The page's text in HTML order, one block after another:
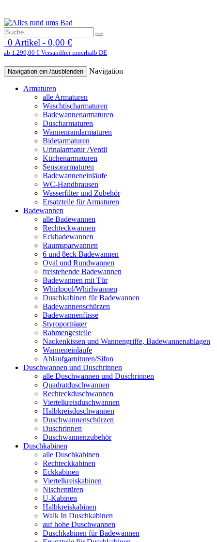
0 Artikel - 0,00 €
ab 1.299,00 € Versandfrei innerhalb DE
Navigation ein-/ausblenden Navigation
Armaturen
alle Armaturen
Waschtischarmaturen
Badewannenarmaturen
Duscharmaturen
Wannenrandarmaturen
Bidetarmaturen
Urinalarmatur /Ventil
Küchenarmaturen
Sensorarmaturen
Badewanneneinläufe
WC-Handbrausen
Wasserfilter und Zubehör
Ersatzteile für Armaturen
Badewannen
alle Badewannen
Rechteckwannen
Eckbadewannen
Raumsparwannen
6 und 8eck Badewannen
Oval und Rundwannen
freistehende Badewannen
Badewannen mit Tür
Whirlpool/Whirlwannen
Duschkabinen für Badewannen
Badewannenschürzen
Badewannenfüsse
Styroporträger
Rahmengestelle
Nackenkissen und Wannengriffe, Badewannenablagen
Wanneneinläufe
Ablaufgarnituren/Sifon
Duschwannen und Duschrinnen
alle Duschwannen und Duschrinnen
Quadratduschwannen
Rechteckduschwannen
Viertelkreisduschwannen
Halbkreisduschwannen
Duschwannenschürzen
Duschrinnen
Duschwannenzubehör
Duschkabinen
alle Duschkabinen
Rechteckkabinen
Eckkabinen
Viertelkreiskabinen
Nischentüren
U-Kabinen
Halbkreiskabinen
Walk In Duschkabinen
auf hohe Duschwannen
Duschkabinen für Badewannen